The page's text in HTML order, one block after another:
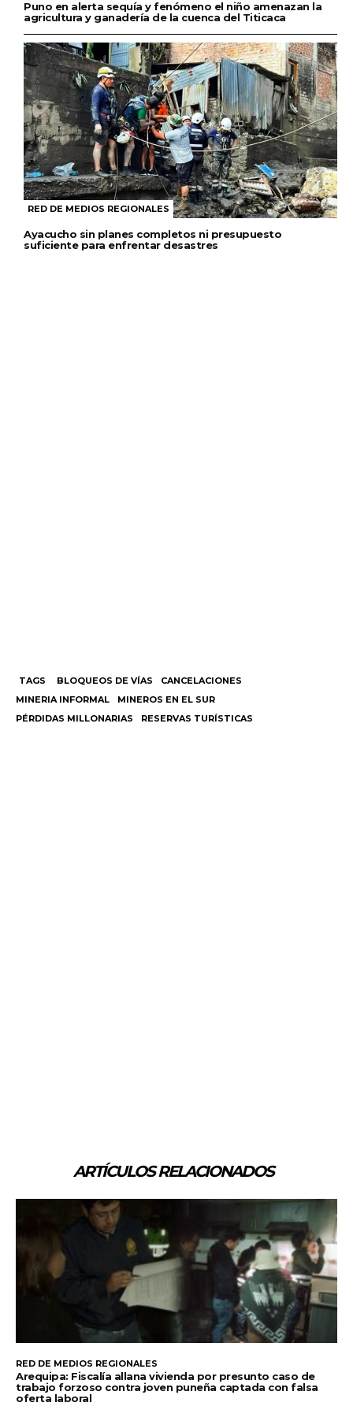
Puno en alerta sequía y fenómeno el niño amenazan la
agricultura y ganadería de la cuenca del Titicaca
RED DE MEDIOS REGIONALES
Ayacucho sin planes completos ni presupuesto
suficiente para enfrentar desastres
TAGS BLOQUEOS DE VÍAS
CANCELACIONES
MINERIA INFORMAL
MINEROS EN EL SUR
PÉRDIDAS MILLONARIAS
RESERVAS TURÍSTICAS
ARTÍCULOS RELACIONADOS
RED DE MEDIOS REGIONALES
Arequipa: Fiscalía allana vivienda por presunto caso de
trabajo forzoso contra joven puneña captada con falsa
oferta laboral